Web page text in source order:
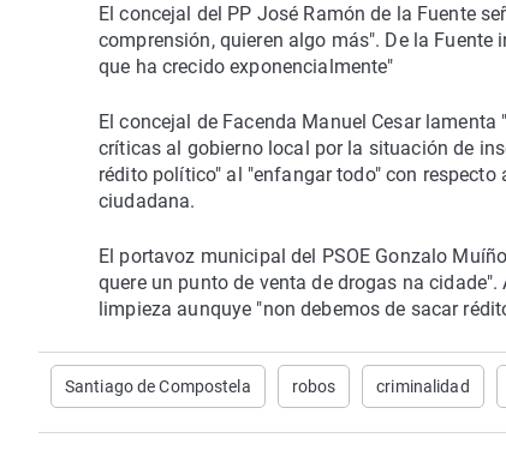
El concejal del PP José Ramón de la Fuente
comprensión, quieren algo más". De la
que ha crecido exponencialmente"
El concejal de Facenda Manuel Cesar
críticas al gobierno local por la situación de
rédito político" al "enfangar todo" con
ciudadana.
El portavoz municipal del PSOE Gonzalo
quere un punto de venta de drogas na
limpieza aunquye "non debemos de sacar
Santiago de Compostela robos criminalidad